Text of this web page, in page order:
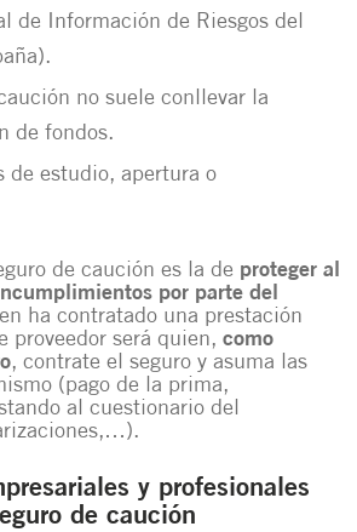
de Información de Riesgos del
no suele conllevar la
de fondos.
de estudio, apertura o
de caución es la de proteger al
por parte del
ha contratado una prestación
proveedor será quien,como
, contrate el seguro y asuma las
(pago de la prima,
al cuestionario del
y profesionales
de caución